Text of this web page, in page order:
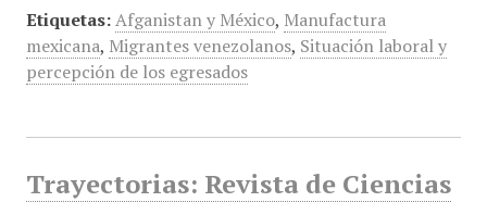
Etiquetas: Afganistan y México, Manufactura
mexicana, Migrantes venezolanos, Situación laboral y
percepción de los egresados
Trayectorias: Revista de Ciencias